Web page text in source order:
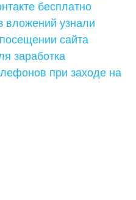
бесплатно
вложений узнали
сайта
заработка
при заходе на